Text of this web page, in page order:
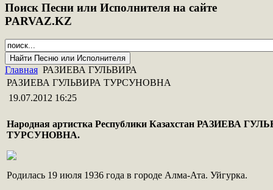
Поиск Песни или Исполнителя на сайте
PARVAZ.KZ
Главная РАЗИЕВА ГУЛЬВИРА
РАЗИЕВА ГУЛЬВИРА ТУРСУНОВНА
19.07.2012 16:25
Народная артистка Республики Казахстан РАЗИЕВА
ТУРСУНОВНА.
Родилась 19 июля 1936 года в городе Алма-Ата. Уйгурка.